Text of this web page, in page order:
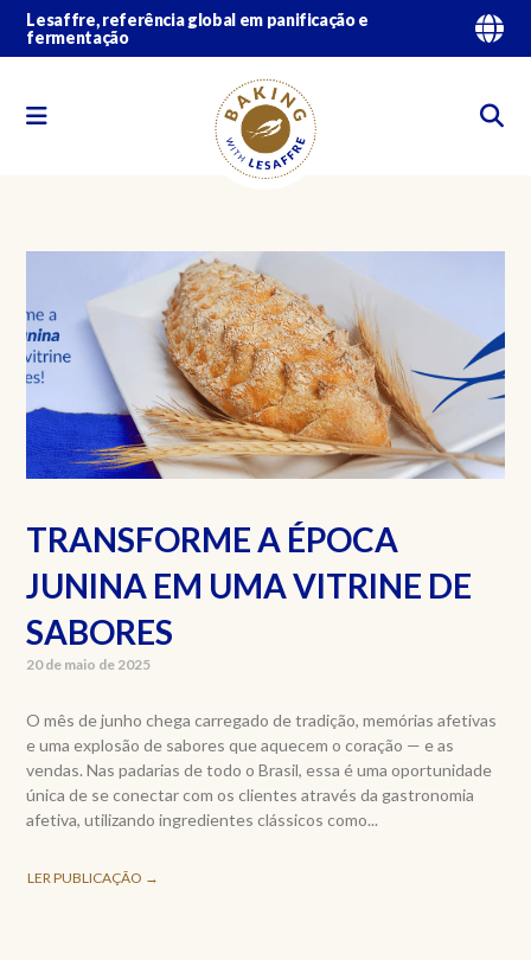
Lesaffre, referência global em panificação e
fermentação
TRANSFORME A ÉPOCA
JUNINA EM UMA VITRINE DE
SABORES
20 de maio de 2025
O mês de junho chega carregado de tradição, memórias afetivas
e uma explosão de sabores que aquecem o coração — e as
vendas. Nas padarias de todo o Brasil, essa é uma oportunidade
única de se conectar com os clientes através da gastronomia
afetiva, utilizando ingredientes clássicos como...
LER PUBLICAÇÃO →